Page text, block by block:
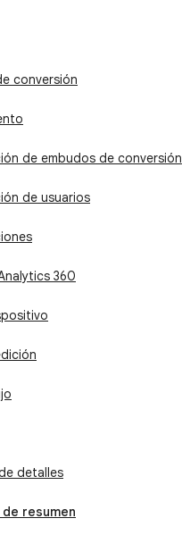
conversión
de embudos de conversión
de usuarios
360
detalles
resumen